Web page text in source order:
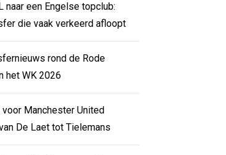
naar een Engelse topclub:
die vaak verkeerd afloopt
rond de Rode
het WK 2026
Manchester United
De Laet tot Tielemans